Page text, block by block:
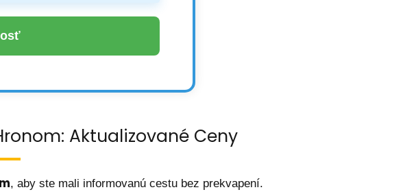
Aktualizované Ceny
, aby ste mali informovanú cestu bez prekvapení.